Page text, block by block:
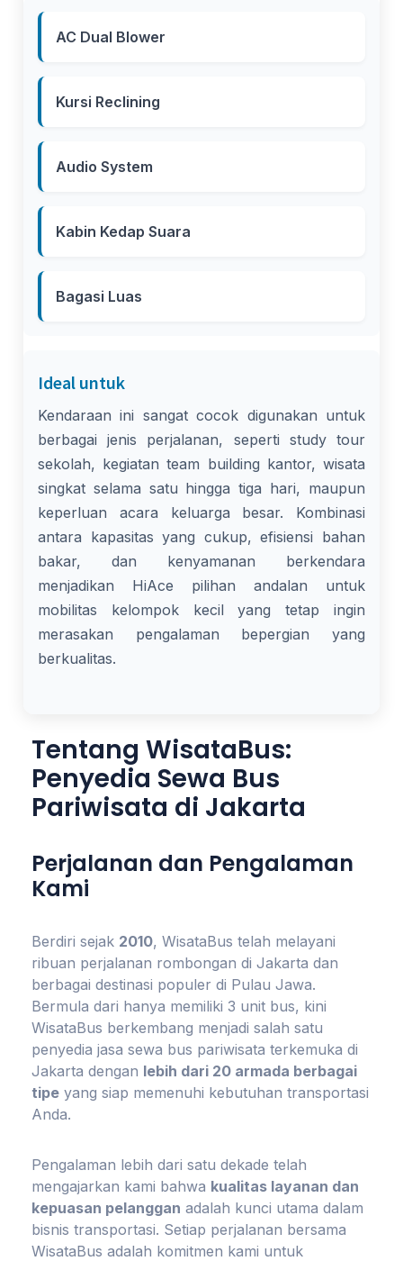
AC Dual Blower
Kursi Reclining
Audio System
Kabin Kedap Suara
Bagasi Luas
Ideal untuk
Kendaraan ini sangat cocok digunakan untuk
berbagai jenis perjalanan, seperti study tour
sekolah, kegiatan team building kantor, wisata
singkat selama satu hingga tiga hari, maupun
keperluan acara keluarga besar. Kombinasi
antara kapasitas yang cukup, efisiensi bahan
bakar, dan kenyamanan berkendara
menjadikan HiAce pilihan andalan untuk
mobilitas kelompok kecil yang tetap ingin
merasakan pengalaman bepergian yang
berkualitas.
Tentang WisataBus:
Penyedia Sewa Bus
Pariwisata di Jakarta
Perjalanan dan Pengalaman
Kami
Berdiri sejak 2010, WisataBus telah melayani
ribuan perjalanan rombongan di Jakarta dan
berbagai destinasi populer di Pulau Jawa.
Bermula dari hanya memiliki 3 unit bus, kini
WisataBus berkembang menjadi salah satu
penyedia jasa sewa bus pariwisata terkemuka di
Jakarta dengan lebih dari 20 armada berbagai
tipe yang siap memenuhi kebutuhan transportasi
Anda.
Pengalaman lebih dari satu dekade telah
mengajarkan kami bahwa kualitas layanan dan
kepuasan pelanggan adalah kunci utama dalam
bisnis transportasi. Setiap perjalanan bersama
WisataBus adalah komitmen kami untuk